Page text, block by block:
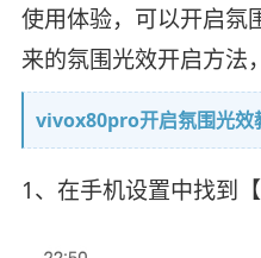
使用体验，可以开启氛
来的氛围光效开启方法
vivox80pro开启氛围光效
1、在手机设置中找到【